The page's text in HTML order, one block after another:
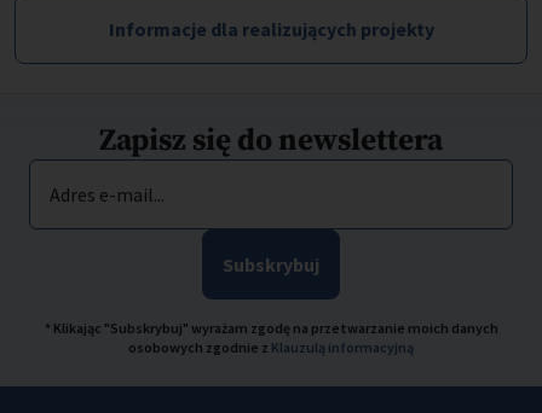
Informacje dla realizujących projekty
Zapisz się do newslettera
Adres e-mail...
Subskrybuj
* Klikając "Subskrybuj" wyrażam zgodę na przetwarzanie moich danych
osobowych zgodnie z Klauzulą informacyjną